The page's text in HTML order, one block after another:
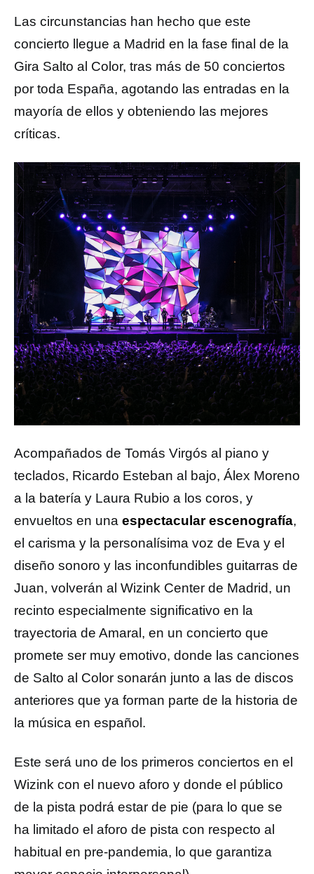
Las circunstancias han hecho que este
concierto llegue a Madrid en la fase final de la
Gira Salto al Color, tras más de 50 conciertos
por toda España, agotando las entradas en la
mayoría de ellos y obteniendo las mejores
críticas.
Acompañados de Tomás Virgós al piano y
teclados, Ricardo Esteban al bajo, Álex Moreno
a la batería y Laura Rubio a los coros, y
envueltos en una espectacular escenografía,
el carisma y la personalísima voz de Eva y el
diseño sonoro y las inconfundibles guitarras de
Juan, volverán al Wizink Center de Madrid, un
recinto especialmente significativo en la
trayectoria de Amaral, en un concierto que
promete ser muy emotivo, donde las canciones
de Salto al Color sonarán junto a las de discos
anteriores que ya forman parte de la historia de
la música en español.
Este será uno de los primeros conciertos en el
Wizink con el nuevo aforo y donde el público
de la pista podrá estar de pie (para lo que se
ha limitado el aforo de pista con respecto al
habitual en pre-pandemia, lo que garantiza